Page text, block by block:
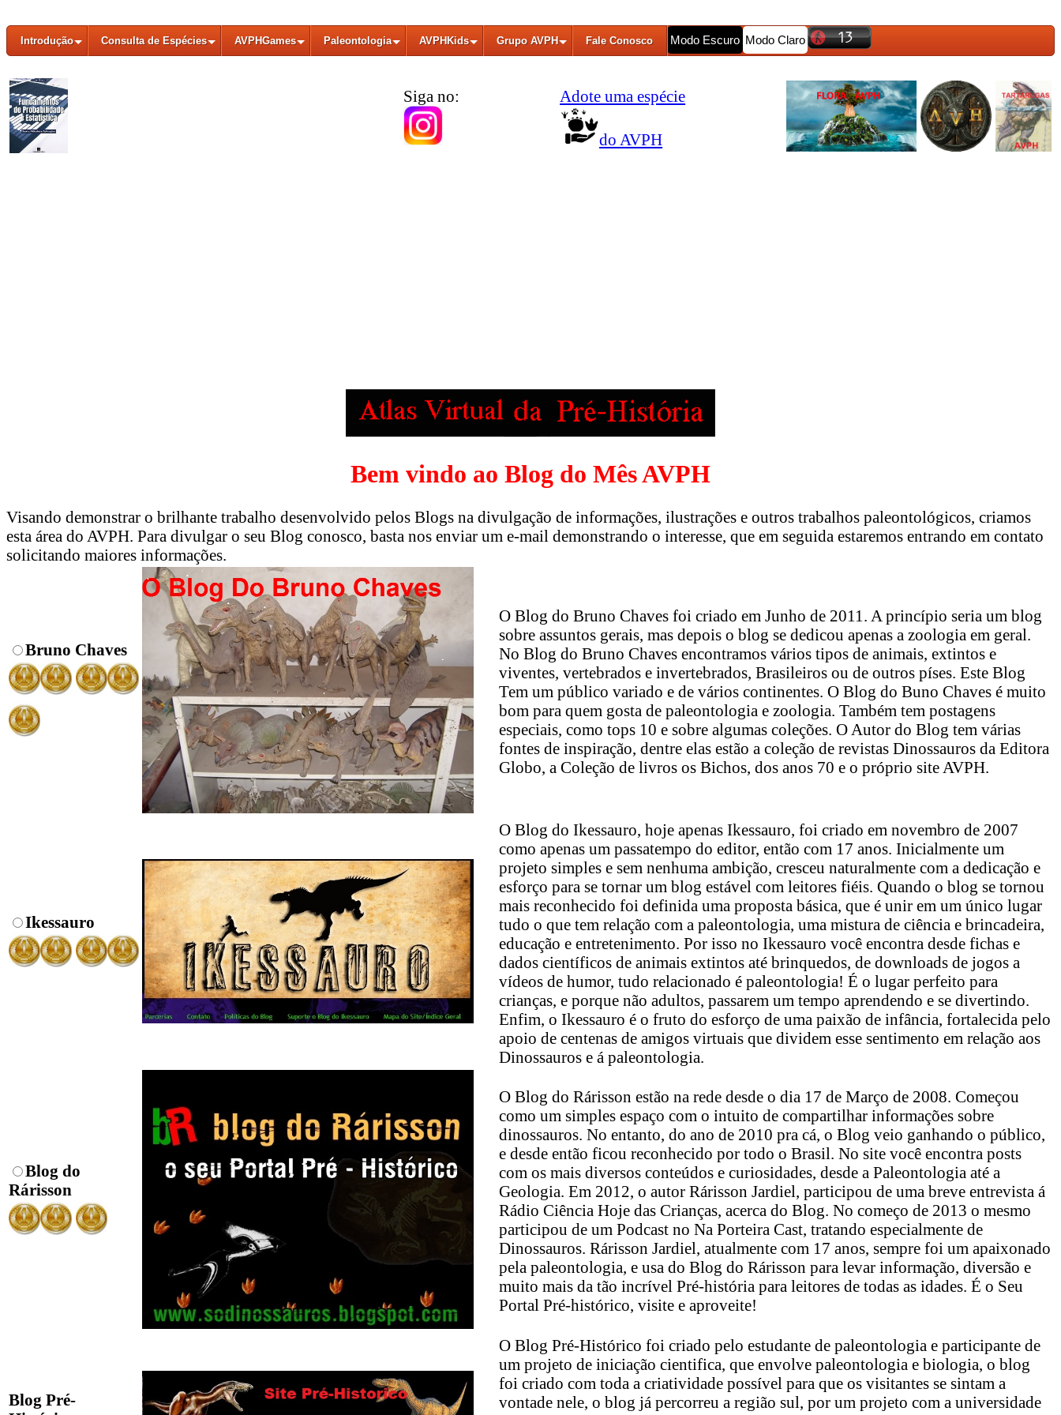
Introdução Consulta de Espécies AVPHGames Paleontologia AVPHKids Grupo AVPH Fale Conosco Modo Escuro Modo Claro
Siga no: Adote uma espécie
do AVPH
Bem vindo ao Blog do Mês AVPH
Visando demonstrar o brilhante trabalho desenvolvido pelos Blogs na divulgação de informações, ilustrações e outros trabalhos paleontológicos, criamos
esta área do AVPH. Para divulgar o seu Blog conosco, basta nos enviar um e-mail demonstrando o interesse, que em seguida estaremos entrando em contato
solicitando maiores informações.
Bruno Chaves
O Blog do Bruno Chaves foi criado em Junho de 2011. A princípio seria um blog
sobre assuntos gerais, mas depois o blog se dedicou apenas a zoologia em geral.
No Blog do Bruno Chaves encontramos vários tipos de animais, extintos e
viventes, vertebrados e invertebrados, Brasileiros ou de outros píses. Este Blog
Tem um público variado e de vários continentes. O Blog do Buno Chaves é muito
bom para quem gosta de paleontologia e zoologia. Também tem postagens
especiais, como tops 10 e sobre algumas coleções. O Autor do Blog tem várias
fontes de inspiração, dentre elas estão a coleção de revistas Dinossauros da Editora
Globo, a Coleção de livros os Bichos, dos anos 70 e o próprio site AVPH.
Ikessauro
O Blog do Ikessauro, hoje apenas Ikessauro, foi criado em novembro de 2007
como apenas um passatempo do editor, então com 17 anos. Inicialmente um
projeto simples e sem nenhuma ambição, cresceu naturalmente com a dedicação e
esforço para se tornar um blog estável com leitores fiéis. Quando o blog se tornou
mais reconhecido foi definida uma proposta básica, que é unir em um único lugar
tudo o que tem relação com a paleontologia, uma mistura de ciência e brincadeira,
educação e entretenimento. Por isso no Ikessauro você encontra desde fichas e
dados científicos de animais extintos até brinquedos, de downloads de jogos a
vídeos de humor, tudo relacionado é paleontologia! É o lugar perfeito para
crianças, e porque não adultos, passarem um tempo aprendendo e se divertindo.
Enfim, o Ikessauro é o fruto do esforço de uma paixão de infância, fortalecida pelo
apoio de centenas de amigos virtuais que dividem esse sentimento em relação aos
Dinossauros e á paleontologia.
Blog do
Rárisson
O Blog do Rárisson estão na rede desde o dia 17 de Março de 2008. Começou
como um simples espaço com o intuito de compartilhar informações sobre
dinossauros. No entanto, do ano de 2010 pra cá, o Blog veio ganhando o público,
e desde então ficou reconhecido por todo o Brasil. No site você encontra posts
com os mais diversos conteúdos e curiosidades, desde a Paleontologia até a
Geologia. Em 2012, o autor Rárisson Jardiel, participou de uma breve entrevista á
Rádio Ciência Hoje das Crianças, acerca do Blog. No começo de 2013 o mesmo
participou de um Podcast no Na Porteira Cast, tratando especialmente de
Dinossauros. Rárisson Jardiel, atualmente com 17 anos, sempre foi um apaixonado
pela paleontologia, e usa do Blog do Rárisson para levar informação, diversão e
muito mais da tão incrível Pré-história para leitores de todas as idades. É o Seu
Portal Pré-histórico, visite e aproveite!
Blog Pré-
O Blog Pré-Histórico foi criado pelo estudante de paleontologia e participante de
um projeto de iniciação cientifica, que envolve paleontologia e biologia, o blog
foi criado com toda a criatividade possível para que os visitantes se sintam a
vontade nele, o blog já percorreu a região sul, por um projeto com a universidade